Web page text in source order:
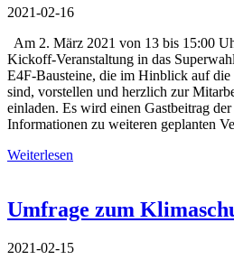
2021-02-16
Am 2. März 2021 von 13 bis 15:00
Kickoff-Veranstaltung in das
E4F-Bausteine, die im Hinblick auf die
sind, vorstellen und herzlich zur
einladen. Es wird einen Gastbeitrag
Informationen zu weiteren geplanten
Weiterlesen
Umfrage zum
2021-02-15